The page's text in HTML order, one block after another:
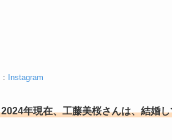
Instagram
2024年現在、工藤美桜さんは、結婚